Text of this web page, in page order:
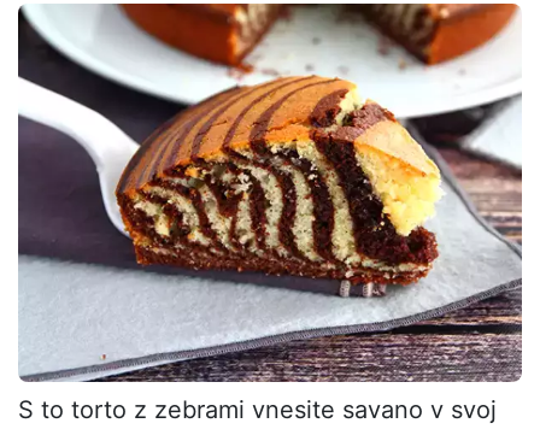
S to torto z zebrami vnesite savano v svoj